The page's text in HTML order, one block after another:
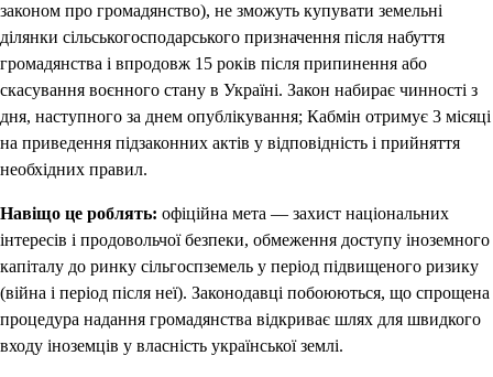
законом про громадянство), не зможуть купувати земельні
ділянки сільськогосподарського призначення після набуття
громадянства і впродовж 15 років після припинення або
скасування воєнного стану в Україні. Закон набирає чинності з
дня, наступного за днем опублікування; Кабмін отримує 3 місяці
на приведення підзаконних актів у відповідність і прийняття
необхідних правил.
Навіщо це роблять: офіційна мета — захист національних
інтересів і продовольчої безпеки, обмеження доступу іноземного
капіталу до ринку сільгоспземель у період підвищеного ризику
(війна і період після неї). Законодавці побоюються, що спрощена
процедура надання громадянства відкриває шлях для швидкого
входу іноземців у власність української землі.